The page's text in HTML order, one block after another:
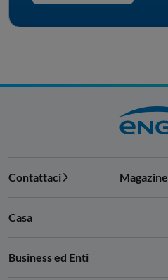
Contattaci Magazine
Casa
Business ed Enti